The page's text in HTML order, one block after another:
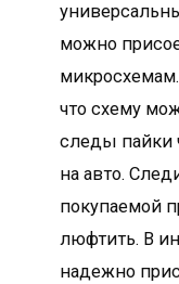
можно
что схему
следы пайки
на авто.
покупаемой
люфтить. В
надежно